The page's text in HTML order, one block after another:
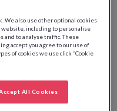
logistique
restede la responsabilité de
We also use other optional cookies
website, including to personalise
and to analyse traffic. These
accept you agree to our use of
of cookies we use click “Cookie
All Cookies